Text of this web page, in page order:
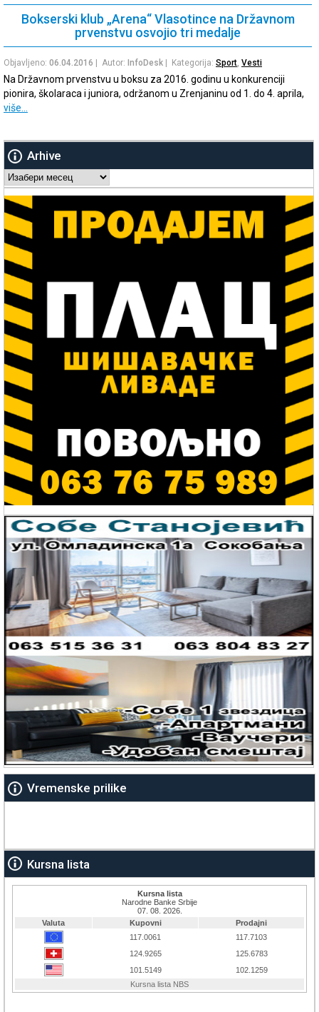
Bokserski klub „Arena“ Vlasotince na Državnom
prvenstvu osvojio tri medalje
Objavljeno: 06.04.2016 | Autor: InfoDesk | Kategorija: Sport Vesti
Na Državnom prvenstvu u boksu za 2016. godinu u konkurenciji
pionira, školaraca i juniora, održanom u Zrenjaninu od 1. do 4. aprila,
više…
Arhive
Arhive
Vremenske prilike
Kursna lista